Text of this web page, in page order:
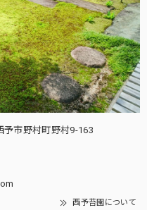
ボール型ガラス容器 フタ付き 苔テラリウム用
り眺めるのにとても良い
予市野村町野村9-163
西予苔園について